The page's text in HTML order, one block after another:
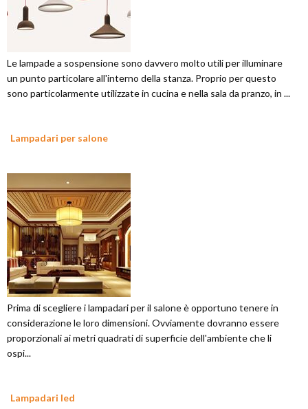
Le lampade a sospensione sono davvero molto utili per illuminare
un punto particolare all'interno della stanza. Proprio per questo
sono particolarmente utilizzate in cucina e nella sala da pranzo, in ...
Lampadari per salone
Prima di scegliere i lampadari per il salone è opportuno tenere in
considerazione le loro dimensioni. Ovviamente dovranno essere
proporzionali ai metri quadrati di superficie dell'ambiente che li
ospi...
Lampadari led